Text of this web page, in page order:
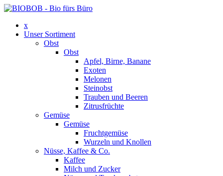
x
Unser Sortiment
Obst
Obst
Apfel, Birne, Banane
Exoten
Melonen
Steinobst
Trauben und Beeren
Zitrusfrüchte
Gemüse
Gemüse
Fruchtgemüse
Wurzeln und Knollen
Nüsse, Kaffee & Co.
Kaffee
Milch und Zucker